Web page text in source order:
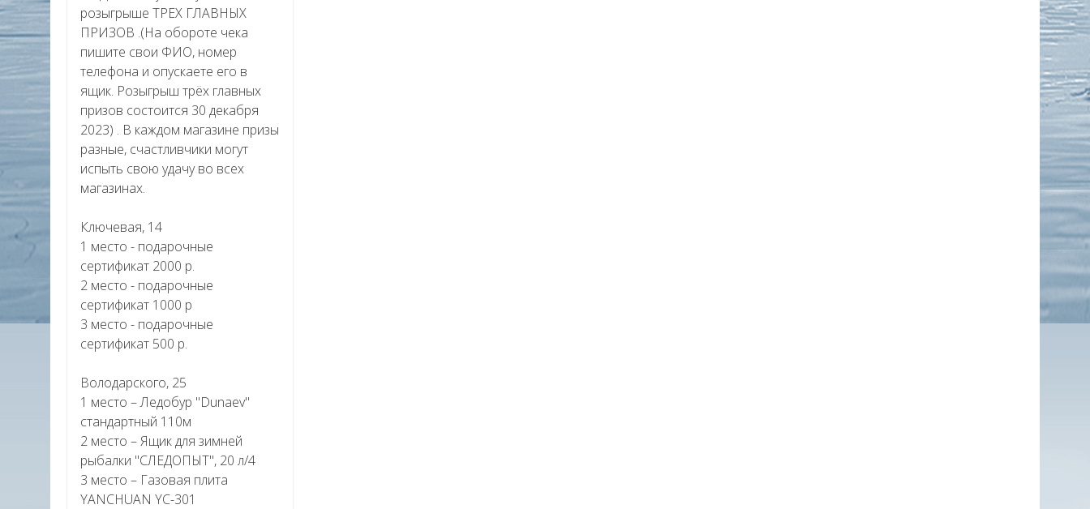
розыгрыше ТРЕХ ГЛАВНЫХ
ПРИЗОВ .(На обороте чека
пишите свои ФИО, номер
телефона и опускаете его в
ящик. Розыгрыш трёх главных
призов состоится 30 декабря
2023) . В каждом магазине призы
разные, счастливчики могут
испыть свою удачу во всех
магазинах.
Ключевая, 14
1 место - подарочные
сертификат 2000 р.
2 место - подарочные
сертификат 1000 р
3 место - подарочные
сертификат 500 р.
Володарского, 25
1 место – Ледобур "Dunaev"
стандартный 110м
2 место – Ящик для зимней
рыбалки "СЛЕДОПЫТ", 20 л/4
3 место – Газовая плита
YANCHUAN YC-301